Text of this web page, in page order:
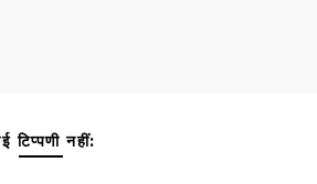
टिप्पणी नहीं: